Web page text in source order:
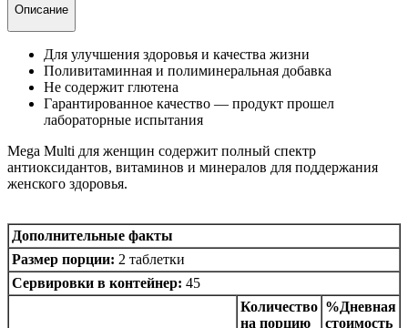
Описание
Для улучшения здоровья и качества жизни
Поливитаминная и полиминеральная добавка
Не содержит глютена
Гарантированное качество — продукт прошел
лабораторные испытания
Mega Multi для женщин содержит полный спектр
антиоксидантов, витаминов и минералов для поддержания
женского здоровья.
Дополнительные факты
Размер порции: 2 таблетки
Сервировки в контейнер: 45
Количество
на порцию
%Дневная
стоимость